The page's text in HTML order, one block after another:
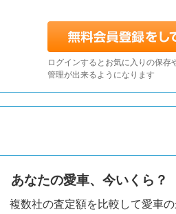
ログインするとお気に入りの保存
管理が出来るようになります
あなたの愛車、今いくら？
複数社の査定額を比較して愛車